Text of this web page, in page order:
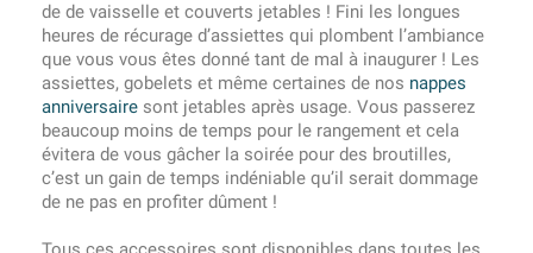
de de vaisselle et couverts jetables ! Fini les longues
heures de récurage d’assiettes qui plombent l’ambiance
que vous vous êtes donné tant de mal à inaugurer ! Les
assiettes, gobelets et même certaines de nos nappes
anniversaire sont jetables après usage. Vous passerez
beaucoup moins de temps pour le rangement et cela
évitera de vous gâcher la soirée pour des broutilles,
c’est un gain de temps indéniable qu’il serait dommage
de ne pas en profiter dûment !